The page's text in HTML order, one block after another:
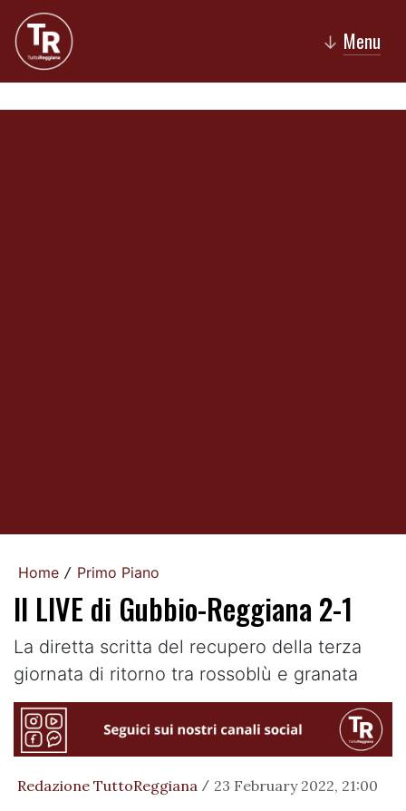
↓ Menu
Home / Primo Piano
Il LIVE di Gubbio-Reggiana 2-1
La diretta scritta del recupero della terza
giornata di ritorno tra rossoblù e granata
Redazione TuttoReggiana / 23 February 2022, 21:00